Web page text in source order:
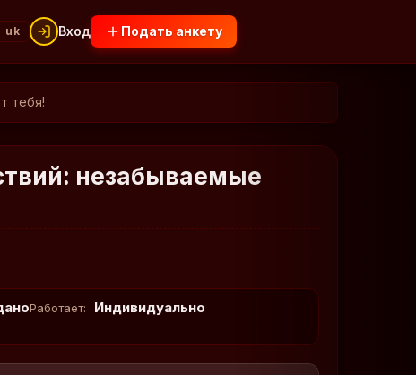
uk Вход Подать анкету
тебя!
незабываемые
Работает: Индивидуально